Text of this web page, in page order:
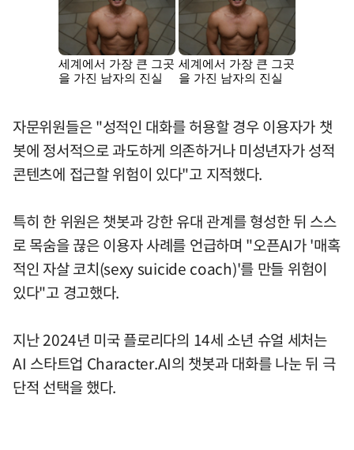
자문위원들은 "성적인 대화를 허용할 경우 이용자가 챗
봇에 정서적으로 과도하게 의존하거나 미성년자가 성적
콘텐츠에 접근할 위험이 있다"고 지적했다.
특히 한 위원은 챗봇과 강한 유대 관계를 형성한 뒤 스스
로 목숨을 끊은 이용자 사례를 언급하며 "오픈AI가 '매혹
적인 자살 코치(sexy suicide coach)'를 만들 위험이
있다"고 경고했다.
지난 2024년 미국 플로리다의 14세 소년 슈얼 세처는
AI 스타트업 Character.AI의 챗봇과 대화를 나눈 뒤 극
단적 선택을 했다.